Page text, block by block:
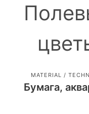
MATERIAL /
Бумага,